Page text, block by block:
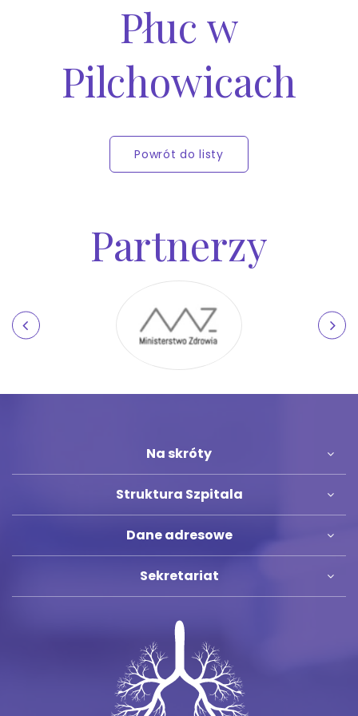
Płuc w
Pilchowicach
Powrót do listy
Partnerzy
Poprzedni zewnętrzny
Na skróty
Struktura Szpitala
Dane adresowe
Sekretariat